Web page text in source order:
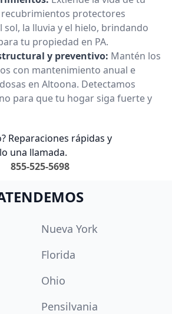
recubrimientos protectores
la lluvia y el hielo, brindando
tu propiedad en PA.
y preventivo: Mantén los
con mantenimiento anual e
en Altoona. Detectamos
para que tu hogar siga fuerte y
Reparaciones rápidas y
una llamada.
855-525-5698
Nueva York
Florida
Ohio
Pensilvania